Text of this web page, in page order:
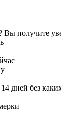
Вы получите
дней без